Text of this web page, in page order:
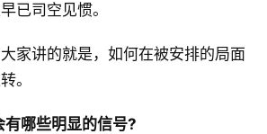
已司空见惯。
家讲的就是，如何在被安排的局面
。
哪些明显的信号?